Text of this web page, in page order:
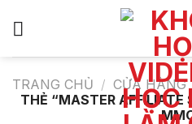
TRANG CHỦ / CỬA HÀNG
THẺ “MASTER AFFILIATE